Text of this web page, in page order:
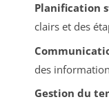
Planification
clairs et des
des
Gestion du